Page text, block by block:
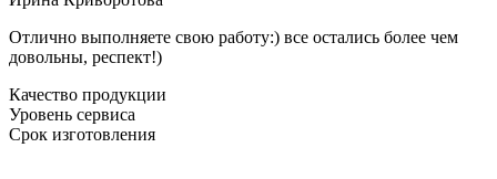
Отлично выполняете свою работу:) все остались более чем
довольны, респект!)
Качество продукции
Уровень сервиса
Срок изготовления